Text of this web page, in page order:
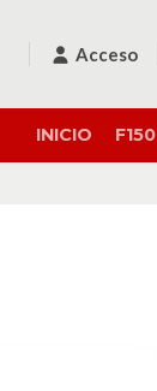
Acceso
INICIO F150